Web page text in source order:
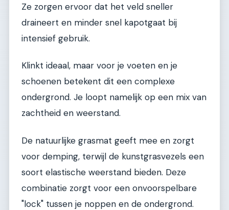
Ze zorgen ervoor dat het veld sneller
draineert en minder snel kapotgaat bij
intensief gebruik.
Klinkt ideaal, maar voor je voeten en je
schoenen betekent dit een complexe
ondergrond. Je loopt namelijk op een mix van
zachtheid en weerstand.
De natuurlijke grasmat geeft mee en zorgt
voor demping, terwijl de kunstgrasvezels een
soort elastische weerstand bieden. Deze
combinatie zorgt voor een onvoorspelbare
"lock" tussen je noppen en de ondergrond.